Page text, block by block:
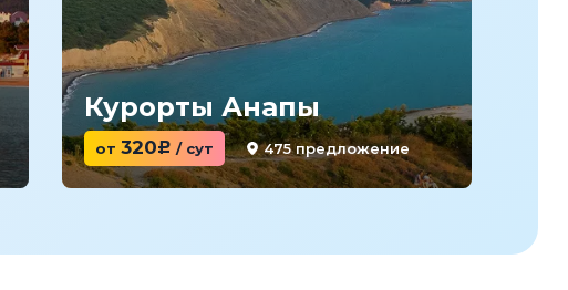
Курорты Анапы
от 320c / сут 475 предложение